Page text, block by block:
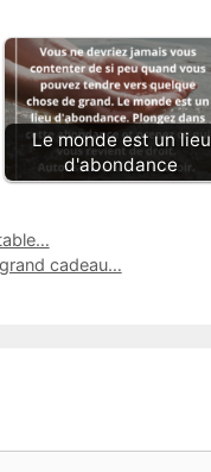
Le monde est un lieu
d'abondance
cadeau…